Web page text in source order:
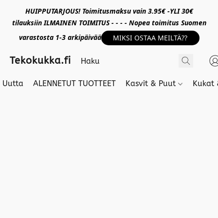
HUIPPUTARJOUS! Toimitusmaksu vain 3.95€ -YLI 30€
tilauksiin ILMAINEN TOIMITUS - - - - Nopea toimitus Suomen
varastosta 1-3 arkipäivää
MIKSI OSTAA MEILTÄ??
Tekokukka.fi
Uutta ALENNETUT TUOTTEET Kasvit & Puut Kukat